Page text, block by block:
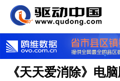
《天天爱消除》电